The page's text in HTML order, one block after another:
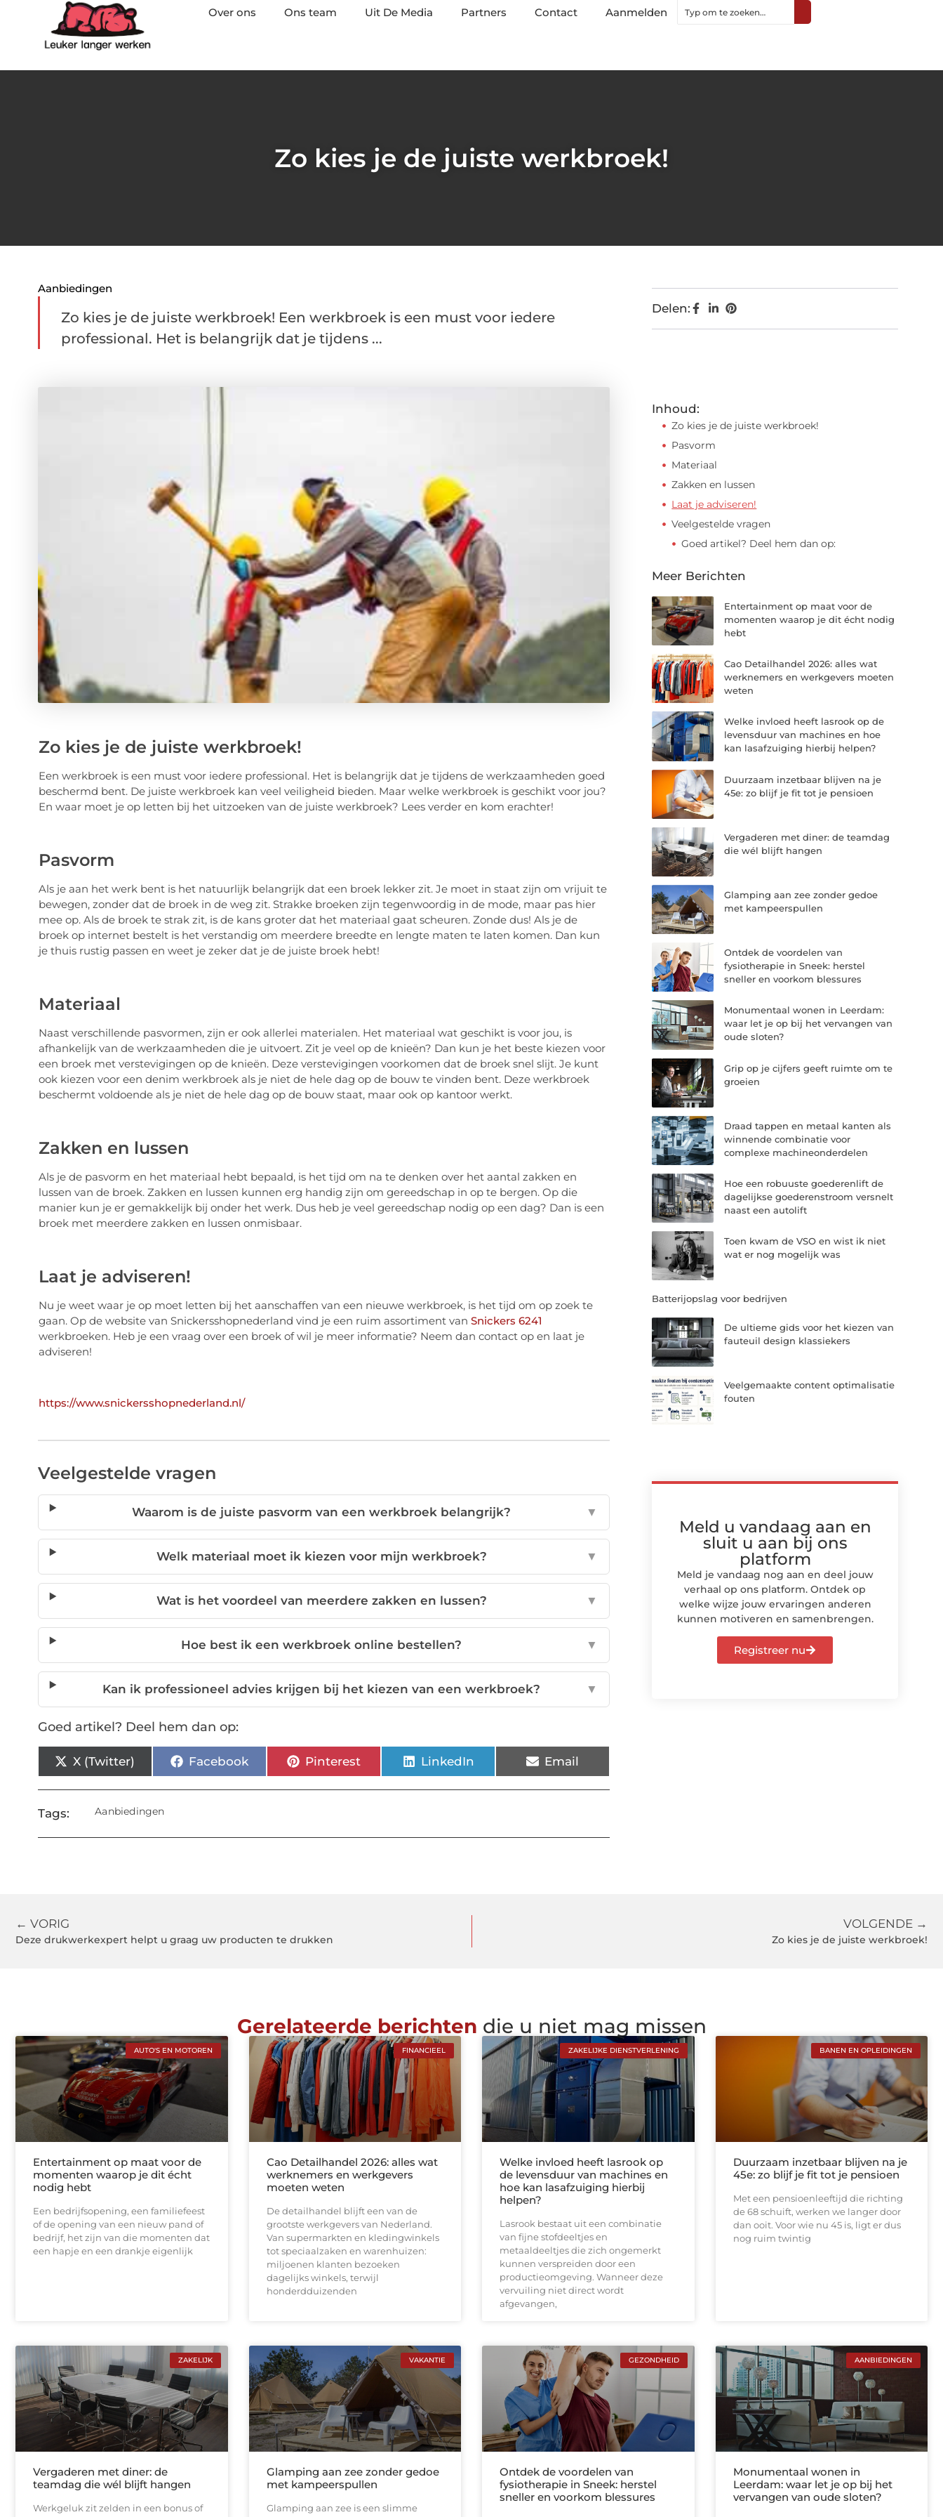
Over ons Ons team Uit De Media Partners Contact Aanmelden
Zo kies je de juiste werkbroek!
Aanbiedingen
Zo kies je de juiste werkbroek! Een werkbroek is een must voor iedere
professional. Het is belangrijk dat je tijdens ...
Zo kies je de juiste werkbroek!
Een werkbroek is een must voor iedere professional. Het is belangrijk dat je tijdens de werkzaamheden goed
beschermd bent. De juiste werkbroek kan veel veiligheid bieden. Maar welke werkbroek is geschikt voor jou?
En waar moet je op letten bij het uitzoeken van de juiste werkbroek? Lees verder en kom erachter!
Pasvorm
Als je aan het werk bent is het natuurlijk belangrijk dat een broek lekker zit. Je moet in staat zijn om vrijuit te
bewegen, zonder dat de broek in de weg zit. Strakke broeken zijn tegenwoordig in de mode, maar pas hier
mee op. Als de broek te strak zit, is de kans groter dat het materiaal gaat scheuren. Zonde dus! Als je de
broek op internet bestelt is het verstandig om meerdere breedte en lengte maten te laten komen. Dan kun
je thuis rustig passen en weet je zeker dat je de juiste broek hebt!
Materiaal
Naast verschillende pasvormen, zijn er ook allerlei materialen. Het materiaal wat geschikt is voor jou, is
afhankelijk van de werkzaamheden die je uitvoert. Zit je veel op de knieën? Dan kun je het beste kiezen voor
een broek met verstevigingen op de knieën. Deze verstevigingen voorkomen dat de broek snel slijt. Je kunt
ook kiezen voor een denim werkbroek als je niet de hele dag op de bouw te vinden bent. Deze werkbroek
beschermt voldoende als je niet de hele dag op de bouw staat, maar ook op kantoor werkt.
Zakken en lussen
Als je de pasvorm en het materiaal hebt bepaald, is het tijd om na te denken over het aantal zakken en
lussen van de broek. Zakken en lussen kunnen erg handig zijn om gereedschap in op te bergen. Op die
manier kun je er gemakkelijk bij onder het werk. Dus heb je veel gereedschap nodig op een dag? Dan is een
broek met meerdere zakken en lussen onmisbaar.
Laat je adviseren!
Nu je weet waar je op moet letten bij het aanschaffen van een nieuwe werkbroek, is het tijd om op zoek te
gaan. Op de website van Snickersshopnederland vind je een ruim assortiment van Snickers 6241
werkbroeken. Heb je een vraag over een broek of wil je meer informatie? Neem dan contact op en laat je
adviseren!
https://www.snickersshopnederland.nl/
Veelgestelde vragen
Waarom is de juiste pasvorm van een werkbroek belangrijk? ▼
Welk materiaal moet ik kiezen voor mijn werkbroek? ▼
Wat is het voordeel van meerdere zakken en lussen? ▼
Hoe best ik een werkbroek online bestellen? ▼
Kan ik professioneel advies krijgen bij het kiezen van een werkbroek? ▼
Goed artikel? Deel hem dan op:
X (Twitter) Facebook Pinterest LinkedIn Email
Tags: Aanbiedingen
Delen:
Inhoud:
Zo kies je de juiste werkbroek!
Pasvorm
Materiaal
Zakken en lussen
Laat je adviseren!
Veelgestelde vragen
Goed artikel? Deel hem dan op:
Meer Berichten
Entertainment op maat voor de
momenten waarop je dit écht nodig
hebt
Cao Detailhandel 2026: alles wat
werknemers en werkgevers moeten
weten
Welke invloed heeft lasrook op de
levensduur van machines en hoe
kan lasafzuiging hierbij helpen?
Duurzaam inzetbaar blijven na je
45e: zo blijf je fit tot je pensioen
Vergaderen met diner: de teamdag
die wél blijft hangen
Glamping aan zee zonder gedoe
met kampeerspullen
Ontdek de voordelen van
fysiotherapie in Sneek: herstel
sneller en voorkom blessures
Monumentaal wonen in Leerdam:
waar let je op bij het vervangen van
oude sloten?
Grip op je cijfers geeft ruimte om te
groeien
Draad tappen en metaal kanten als
winnende combinatie voor
complexe machineonderdelen
Hoe een robuuste goederenlift de
dagelijkse goederenstroom versnelt
naast een autolift
Toen kwam de VSO en wist ik niet
wat er nog mogelijk was
Batterijopslag voor bedrijven
De ultieme gids voor het kiezen van
fauteuil design klassiekers
Veelgemaakte content optimalisatie
fouten
Meld u vandaag aan en
sluit u aan bij ons
platform
Meld je vandaag nog aan en deel jouw
verhaal op ons platform. Ontdek op
welke wijze jouw ervaringen anderen
kunnen motiveren en samenbrengen.
Registreer nu
← VORIG
Deze drukwerkexpert helpt u graag uw producten te drukken
VOLGENDE →
Zo kies je de juiste werkbroek!
Gerelateerde berichten die u niet mag missen
AUTO'S EN MOTOREN
Entertainment op maat voor de
momenten waarop je dit écht
nodig hebt
Een bedrijfsopening, een familiefeest
of de opening van een nieuw pand of
bedrijf, het zijn van die momenten dat
een hapje en een drankje eigenlijk
FINANCIEEL
Cao Detailhandel 2026: alles wat
werknemers en werkgevers
moeten weten
De detailhandel blijft een van de
grootste werkgevers van Nederland.
Van supermarkten en kledingwinkels
tot speciaalzaken en warenhuizen:
miljoenen klanten bezoeken
dagelijks winkels, terwijl
honderdduizenden
ZAKELIJKE DIENSTVERLENING
Welke invloed heeft lasrook op
de levensduur van machines en
hoe kan lasafzuiging hierbij
helpen?
Lasrook bestaat uit een combinatie
van fijne stofdeeltjes en
metaaldeeltjes die zich ongemerkt
kunnen verspreiden door een
productieomgeving. Wanneer deze
vervuiling niet direct wordt
afgevangen,
BANEN EN OPLEIDINGEN
Duurzaam inzetbaar blijven na je
45e: zo blijf je fit tot je pensioen
Met een pensioenleeftijd die richting
de 68 schuift, werken we langer door
dan ooit. Voor wie nu 45 is, ligt er dus
nog ruim twintig
ZAKELIJK
Vergaderen met diner: de
teamdag die wél blijft hangen
Werkgeluk zit zelden in een bonus of
VAKANTIE
Glamping aan zee zonder gedoe
met kampeerspullen
Glamping aan zee is een slimme
GEZONDHEID
Ontdek de voordelen van
fysiotherapie in Sneek: herstel
sneller en voorkom blessures
AANBIEDINGEN
Monumentaal wonen in
Leerdam: waar let je op bij het
vervangen van oude sloten?